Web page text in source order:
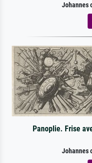
Johannes
Panoplie. Frise
Johannes